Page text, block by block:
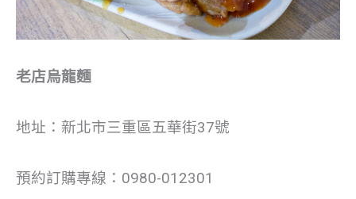
老店烏龍麵
地址：新北市三重區五華街37號
預約訂購專線：0980-012301